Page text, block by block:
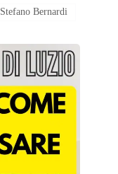
Stefano Bernardi